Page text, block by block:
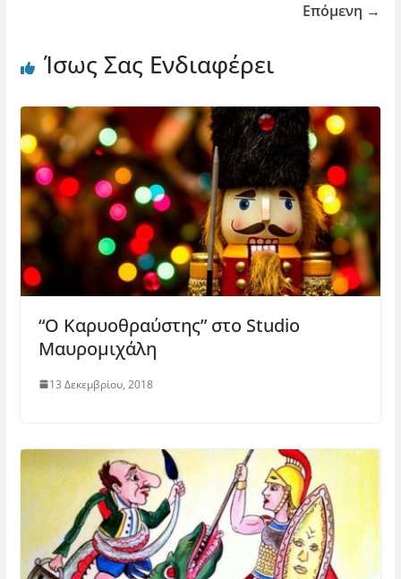
Επόμενη →
Ίσως Σας Ενδιαφέρει
“Ο Καρυοθραύστης” στο Studio
Μαυρομιχάλη
13 Δεκεμβρίου, 2018